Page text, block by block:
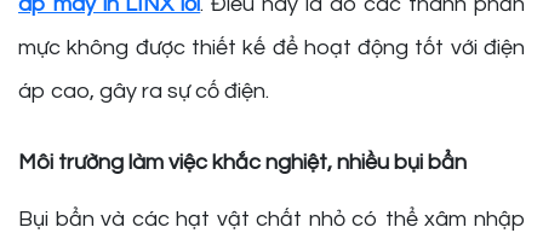
áp máy in LINX lỗi. Điều này là do các thành phần
mực không được thiết kế để hoạt động tốt với điện
áp cao, gây ra sự cố điện.
Môi trường làm việc khắc nghiệt, nhiều bụi bẩn
Bụi bẩn và các hạt vật chất nhỏ có thể xâm nhập